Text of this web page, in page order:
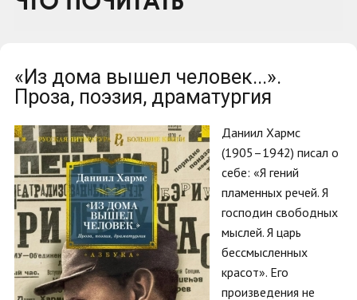
«Из дома вышел человек...».
Проза, поэзия, драматургия
Даниил Хармс
(1905–1942) писал о
себе: «Я гений
пламенных речей. Я
господин свободных
мыслей. Я царь
бессмысленных
красот». Его
произведения не